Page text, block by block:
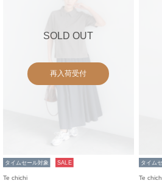
SOLD OUT
再入荷受付
タイムセール対象 SALE
Te chichi
タイム
Te